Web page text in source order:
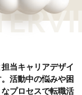
当キャリアデザイ
活動中の悩みや困
プロセスで転職活